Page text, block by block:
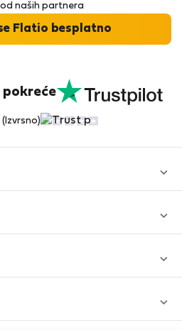
pokreće
naših partnera
Flatio besplatno
Inspektora